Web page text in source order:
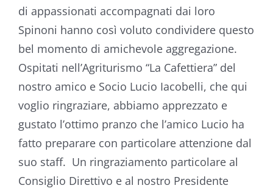
di appassionati accompagnati dai loro
Spinoni hanno così voluto condividere questo
bel momento di amichevole aggregazione.
Ospitati nell’Agriturismo “La Cafettiera” del
nostro amico e Socio Lucio Iacobelli, che qui
voglio ringraziare, abbiamo apprezzato e
gustato l’ottimo pranzo che l’amico Lucio ha
fatto preparare con particolare attenzione dal
suo staff. Un ringraziamento particolare al
Consiglio Direttivo e al nostro Presidente